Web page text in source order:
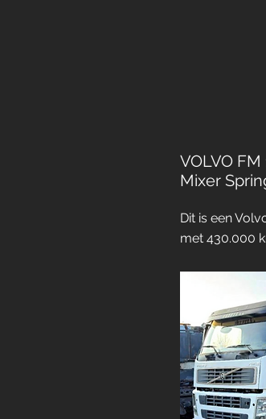
VOLVO
Mixer
Dit is een
met 430.000